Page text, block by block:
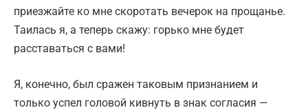
приезжайте ко мне скоротать вечерок на прощанье.
Таилась я, а теперь скажу: горько мне будет
расставаться с вами!
Я, конечно, был сражен таковым признанием и
только успел головой кивнуть в знак согласия —